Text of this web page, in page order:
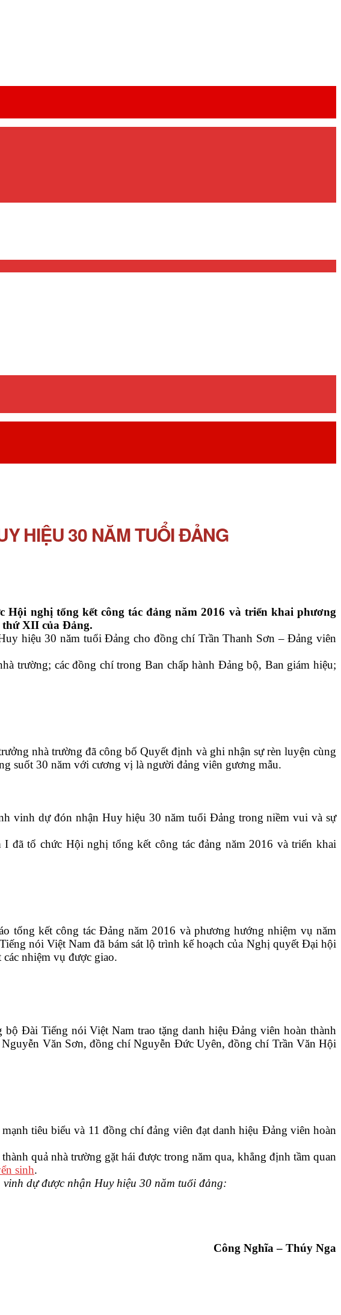
HIỆU 30 NĂM TUỔI ĐẢNG
nghị tổng kết công tác đảng năm 2016 và triển khai phương
thứ XII của Đảng.
hiệu 30 năm tuổi Đảng cho đồng chí Trần Thanh Sơn – Đảng viên
các đồng chí trong Ban chấp hành Đảng bộ, Ban giám hiệu;
nhà trường đã công bố Quyết định và ghi nhận sự rèn luyện cùng
suốt 30 năm với cương vị là người đảng viên gương mẫu.
vinh dự đón nhận Huy hiệu 30 năm tuổi Đảng trong niềm vui và sự
tổ chức Hội nghị tổng kết công tác đảng năm 2016 và triển khai
kết công tác Đảng năm 2016 và phương hướng nhiệm vụ năm
nói Việt Nam đã bám sát lộ trình kế hoạch của Nghị quyết Đại hội
nhiệm vụ được giao.
Đài Tiếng nói Việt Nam trao tặng danh hiệu Đảng viên hoàn thành
Văn Sơn, đồng chí Nguyễn Đức Uyên, đồng chí Trần Văn Hội
tiêu biểu và 11 đồng chí đảng viên đạt danh hiệu Đảng viên hoàn
quả nhà trường gặt hái được trong năm qua, khẳng định tầm quan
sinh.
dự được nhận Huy hiệu 30 năm tuổi đảng:
Công Nghĩa – Thúy Nga